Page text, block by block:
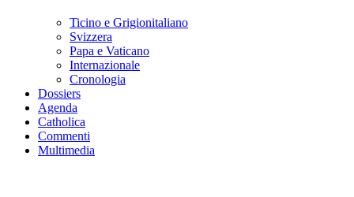
Ticino e Grigionitaliano
Svizzera
Papa e Vaticano
Internazionale
Cronologia
Dossiers
Agenda
Catholica
Commenti
Multimedia